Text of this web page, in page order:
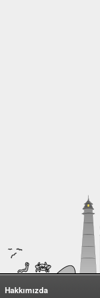
Hakkımızda